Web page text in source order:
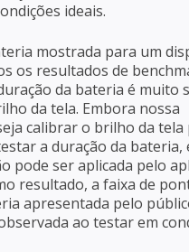
ideais.
mostrada para um
os resultados de
da bateria é muito
da tela. Embora nossa
calibrar o brilho da tela
a duração da bateria,
pode ser aplicada pelo
resultado, a faixa de
apresentada pelo
ao testar em